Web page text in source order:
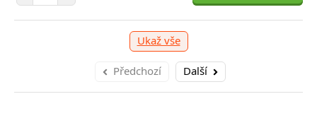
Ukaž vše
Předchozí Další